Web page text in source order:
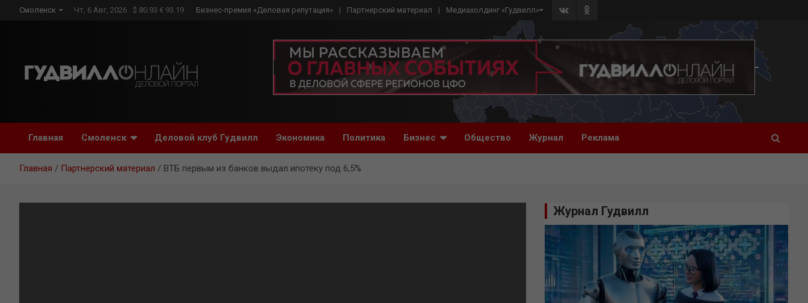
Смоленск Чт, 6 Авг, 2026 $ 80.93 € 93.19 Бизнес-премия «Деловая репутация» Партнерский материал Медиахолдинг «Гудвилл»
Главная Смоленск Деловой клуб Гудвилл Экономика Политика Бизнес Общество Журнал Реклама
Главная Партнерский материал ВТБ первым из банков выдал ипотеку под 6,5%
Журнал Гудвилл